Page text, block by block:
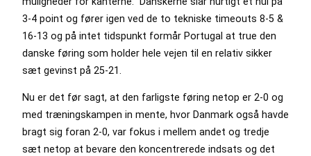
3-4 point og fører igen ved de to tekniske timeouts 8-5 &
16-13 og på intet tidspunkt formår Portugal at true den
danske føring som holder hele vejen til en relativ sikker
sæt gevinst på 25-21.
Nu er det før sagt, at den farligste føring netop er 2-0 og
med træningskampen in mente, hvor Danmark også havde
bragt sig foran 2-0, var fokus i mellem andet og tredje
sæt netop at bevare den koncentrerede indsats og det